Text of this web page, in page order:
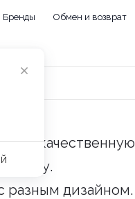
Бренды Обмен и возврат
качественную
разным дизайном.